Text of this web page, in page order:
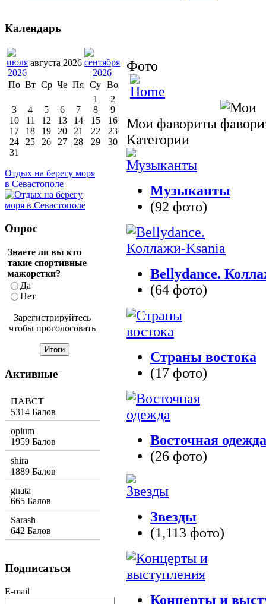
Фото
Мои фавориты
Категории
Музыканты
(92 фото)
Bellydance.
(64 фото)
Страны востока
(17 фото)
Восточная одежда
(26 фото)
Звезды
(1,113 фото)
Концерты и
Календарь
августа 2026
По Вт Ср Че Пя Су Во
1
2
3
4 5 6 7 8
9
10
11 12 13 14 15
16
17
18 19 20 21 22
23
24
25 26 27 28 29
30
31
Отдых на берегу моря
в Севастополе
Опрос
Знаете ли вы кто
такие спортивные
мажоретки?
Да
Нет
Зарегистрируйтесь
чтобы проголосовать
Активные
ПАВСТ
5314 Балов
opium
1959 Балов
shira
1889 Балов
gnata
665 Балов
Sarash
642 Балов
Подписаться
E-mail